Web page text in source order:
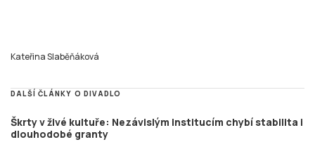
Kateřina Slaběňáková
DALŠÍ ČLÁNKY O DIVADLO
Škrty v živé kultuře: Nezávislým institucím chybí stabilita i
dlouhodobé granty